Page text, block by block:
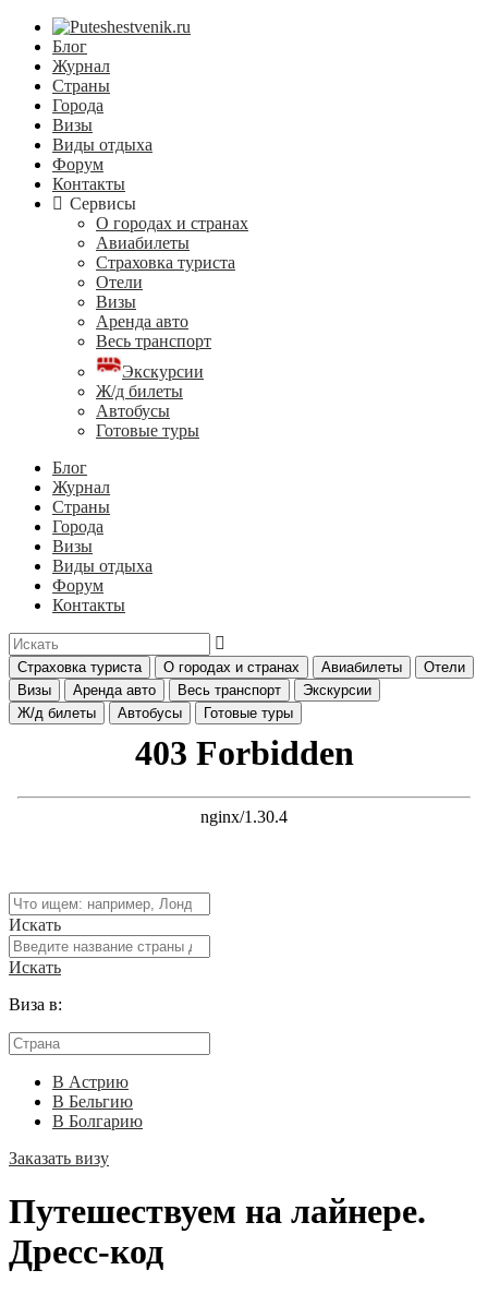
Блог
Журнал
Страны
Города
Визы
Виды отдыха
Форум
Контакты
Сервисы
О городах и странах
Авиабилеты
Страховка туриста
Отели
Визы
Аренда авто
Весь транспорт
Экскурсии
Ж/д билеты
Автобусы
Готовые туры
Блог
Журнал
Страны
Города
Визы
Виды отдыха
Форум
Контакты
Страховка туриста О городах и странах Авиабилеты
Отели
Визы
Аренда авто Весь транспорт
Экскурсии
Ж/д билеты
Автобусы Готовые туры
Искать
Искать
Виза в:
В Астрию
В Бельгию
В Болгарию
Заказать визу
Путешествуем на лайнере.
Дресс-код